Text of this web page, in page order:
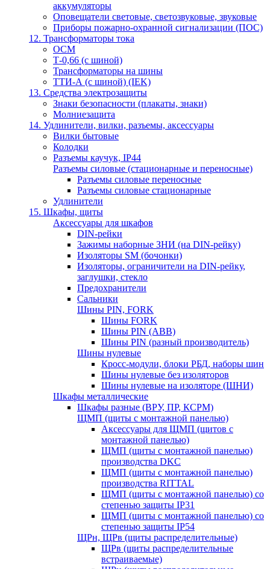
аккумуляторы
Оповещатели световые, светозвуковые, звуковые
Приборы пожарно-охранной сигнализации (ПОС)
12. Трансформаторы тока
ОСМ
Т-0,66 (с шиной)
Трансформаторы на шины
ТТИ-А (с шиной) (IEK)
13. Средства электрозащиты
Знаки безопасности (плакаты, знаки)
Молниезащита
14. Удлинители, вилки, разъемы, аксессуары
Вилки бытовые
Колодки
Разъемы каучук, IP44
Разъемы силовые (стационарные и переносные)
Разъемы силовые переносные
Разъемы силовые стационарные
Удлинители
15. Шкафы, щиты
Аксессуары для шкафов
DIN-рейки
Зажимы наборные ЗНИ (на DIN-рейку)
Изоляторы SM (бочонки)
Изоляторы, ограничители на DIN-рейку,
заглушки, стекло
Предохранители
Сальники
Шины PIN, FORK
Шины FORK
Шины PIN (АВВ)
Шины PIN (разный производитель)
Шины нулевые
Кросс-модули, блоки РБД, наборы шин
Шины нулевые без изоляторов
Шины нулевые на изоляторе (ШНИ)
Шкафы металлические
Шкафы разные (ВРУ, ПР, КСРМ)
ЩМП (щиты с монтажной панелью)
Аксессуары для ЩМП (щитов с
монтажной панелью)
ЩМП (щиты с монтажной панелью)
производства DKC
ЩМП (щиты с монтажной панелью)
производства RITTAL
ЩМП (щиты с монтажной панелью) со
степенью защиты IP31
ЩМП (щиты с монтажной панелью) со
степенью защиты IP54
ЩРн, ЩРв (щиты распределительные)
ЩРв (щиты распределительные
встраиваемые)